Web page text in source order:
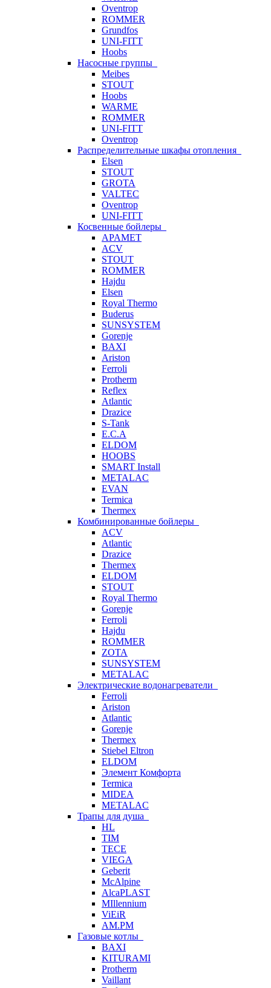
Oventrop
ROMMER
Grundfos
UNI-FITT
Hoobs
Насосные группы
Meibes
STOUT
Hoobs
WARME
ROMMER
UNI-FITT
Oventrop
Распределительные шкафы отопления
Elsen
STOUT
GROTA
VALTEC
Oventrop
UNI-FITT
Косвенные бойлеры
APAMET
ACV
STOUT
ROMMER
Hajdu
Elsen
Royal Thermo
Buderus
SUNSYSTEM
Gorenje
BAXI
Ariston
Ferroli
Protherm
Reflex
Atlantic
Drazice
S-Tank
E.C.A
ELDOM
HOOBS
SMART Install
METALAC
EVAN
Termica
Thermex
Комбинированные бойлеры
ACV
Atlantic
Drazice
Thermex
ELDOM
STOUT
Royal Thermo
Gorenje
Ferroli
Hajdu
ROMMER
ZOTA
SUNSYSTEM
METALAC
Электрические водонагреватели
Ferroli
Ariston
Atlantic
Gorenje
Thermex
Stiebel Eltron
ELDOM
Элемент Комфорта
Termica
MIDEA
METALAC
Трапы для душа
HL
TIM
TECE
VIEGA
Geberit
McAlpine
AlcaPLAST
MIllennium
ViEiR
AM.PM
Газовые котлы
BAXI
KITURAMI
Protherm
Vaillant